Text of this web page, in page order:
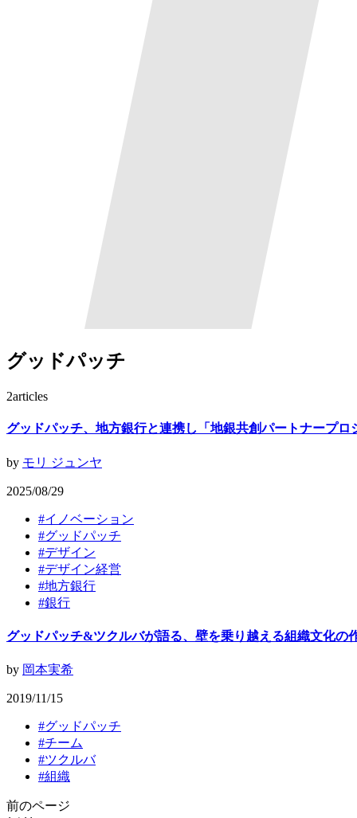
グッドパッチ
2articles
グッドパッチ、地方銀行と連携し「地銀共創パートナープロ
by モリ ジュンヤ
2025/08/29
#イノベーション
#グッドパッチ
#デザイン
#デザイン経営
#地方銀行
#銀行
グッドパッチ&ツクルバが語る、壁を乗り越える組織文化の
by 岡本実希
2019/11/15
#グッドパッチ
#チーム
#ツクルバ
#組織
前のページ